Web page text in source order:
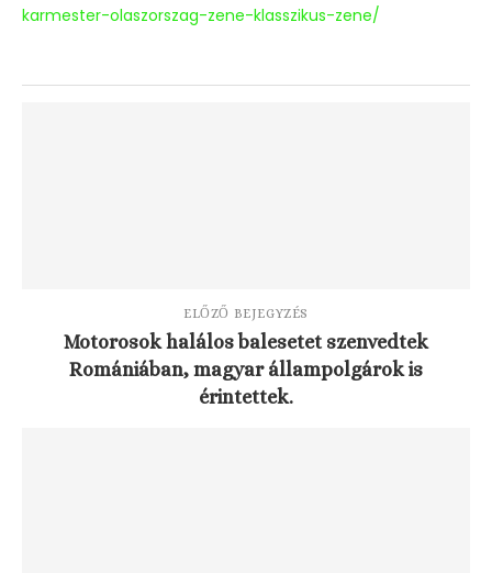
karmester-olaszorszag-zene-klasszikus-zene/
ELŐZŐ BEJEGYZÉS
Motorosok halálos balesetet szenvedtek
Romániában, magyar állampolgárok is
érintettek.